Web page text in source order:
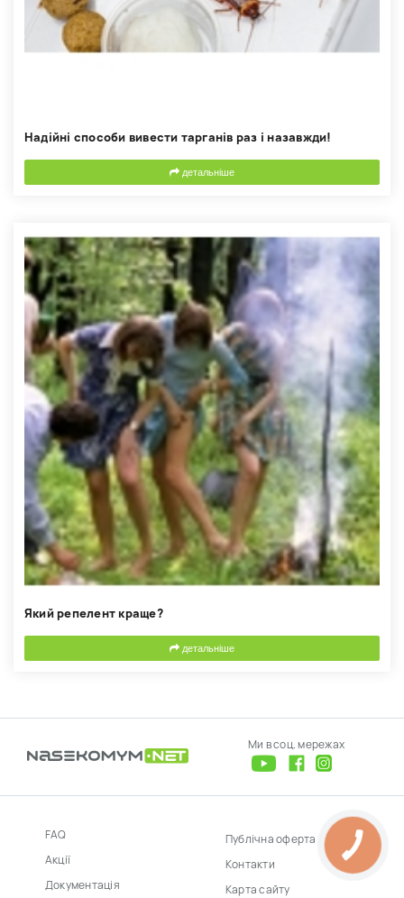
Надійні способи вивести тарганів раз і назавжди!
детальніше
Який репелент краще?
детальніше
Ми в соц. мережах
FAQ
Акції
Документація
Публічна оферта
Контакти
Карта сайту